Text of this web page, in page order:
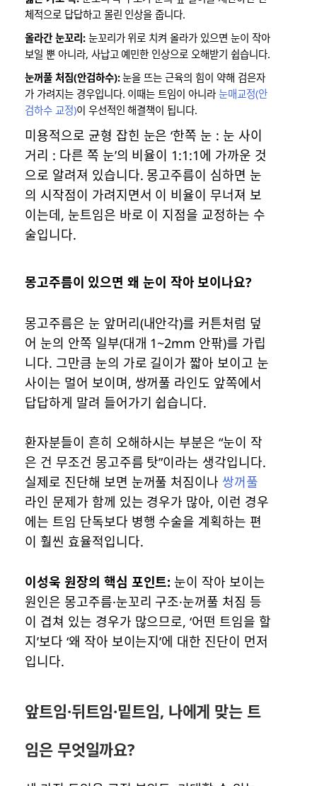
체적으로 답답하고 몰린 인상을 줍니다.
올라간 눈꼬리:눈꼬리가 위로 치켜 올라가 있으면 눈이 작아
보일 뿐 아니라, 사납고 예민한 인상으로 오해받기 쉽습니다.
눈꺼풀 처짐(안검하수):눈을 뜨는 근육의 힘이 약해 검은자
가 가려지는 경우입니다. 이때는 트임이 아니라 눈매교정(안
검하수 교정)이 우선적인 해결책이 됩니다.
미용적으로 균형 잡힌 눈은 ‘한쪽 눈 : 눈 사이
거리 : 다른 쪽 눈’의 비율이 1:1:1에 가까운 것
으로 알려져 있습니다. 몽고주름이 심하면 눈
의 시작점이 가려지면서 이 비율이 무너져 보
이는데, 눈트임은 바로 이 지점을 교정하는 수
술입니다.
몽고주름이 있으면 왜 눈이 작아 보이나요?
몽고주름은 눈 앞머리(내안각)를 커튼처럼 덮
어 눈의 안쪽 일부(대개 1~2mm 안팎)를 가립
니다. 그만큼 눈의 가로 길이가 짧아 보이고 눈
사이는 멀어 보이며, 쌍꺼풀 라인도 앞쪽에서
답답하게 말려 들어가기 쉽습니다.
환자분들이 흔히 오해하시는 부분은 “눈이 작
은 건 무조건 몽고주름 탓”이라는 생각입니다.
실제로 진단해 보면 눈꺼풀 처짐이나 쌍꺼풀
라인 문제가 함께 있는 경우가 많아, 이런 경우
에는 트임 단독보다 병행 수술을 계획하는 편
이 훨씬 효율적입니다.
이성욱 원장의 핵심 포인트: 눈이 작아 보이는
원인은 몽고주름·눈꼬리 구조·눈꺼풀 처짐 등
이 겹쳐 있는 경우가 많으므로, ‘어떤 트임을 할
지’보다 ‘왜 작아 보이는지’에 대한 진단이 먼저
입니다.
앞트임·뒤트임·밑트임, 나에게 맞는 트
임은 무엇일까요?